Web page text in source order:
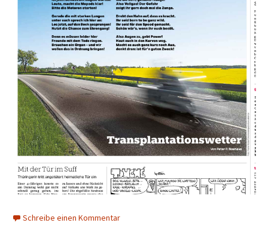
Schreibe einen Kommentar